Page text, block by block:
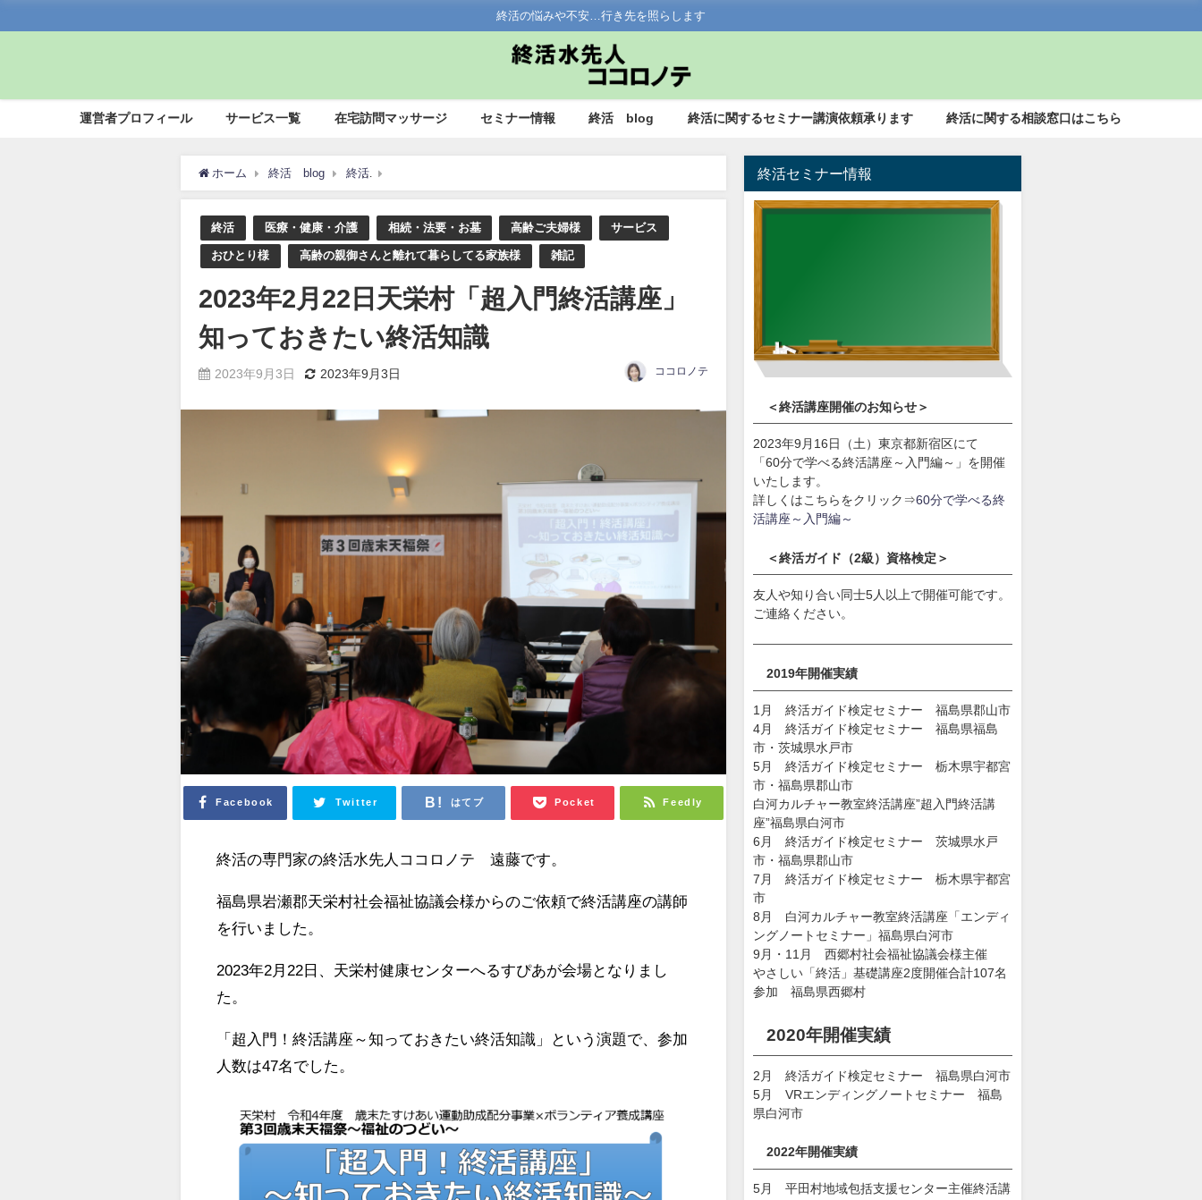
終活の悩みや不安…行き先を照らします
運営者プロフィール サービス一覧 在宅訪問マッサージ セミナー情報 終活 blog 終活に関するセミナー講演依頼承ります 終活に関する相談窓口はこちら
ホーム 終活 blog 終活
終活 医療・健康・介護 相続・法要・お墓 高齢ご夫婦様 サービス
おひとり様 高齢の親御さんと離れて暮らしてる家族様 雑記
2023年2月22日天栄村「超入門終活講座」
知っておきたい終活知識
2023年9月3日 2023年9月3日 ココロノテ
Facebook Twitter はてブ Pocket Feedly
終活の専門家の終活水先人ココロノテ 遠藤です。
福島県岩瀬郡天栄村社会福祉協議会様からのご依頼で終活講座の講師
を行いました。
2023年2月22日、天栄村健康センターへるすぴあが会場となりまし
た。
「超入門！終活講座～知っておきたい終活知識」という演題で、参加
人数は47名でした。
終活セミナー情報
＜終活講座開催のお知らせ＞
2023年9月16日（土）東京都新宿区にて
「60分で学べる終活講座～入門編～」を開催
いたします。
詳しくはこちらをクリック⇒60分で学べる終
活講座～入門編～
＜終活ガイド（2級）資格検定＞
友人や知り合い同士5人以上で開催可能です。
ご連絡ください。
2019年開催実績
1月 終活ガイド検定セミナー 福島県郡山市
4月 終活ガイド検定セミナー 福島県福島
市・茨城県水戸市
5月 終活ガイド検定セミナー 栃木県宇都宮
市・福島県郡山市
白河カルチャー教室終活講座”超入門終活講
座”福島県白河市
6月 終活ガイド検定セミナー 茨城県水戸
市・福島県郡山市
7月 終活ガイド検定セミナー 栃木県宇都宮
市
8月 白河カルチャー教室終活講座「エンディ
ングノートセミナー」福島県白河市
9月・11月 西郷村社会福祉協議会様主催
やさしい「終活」基礎講座2度開催合計107名
参加 福島県西郷村
2020年開催実績
2月 終活ガイド検定セミナー 福島県白河市
5月 VRエンディングノートセミナー 福島
県白河市
2022年開催実績
5月 平田村地域包括支援センター主催終活講